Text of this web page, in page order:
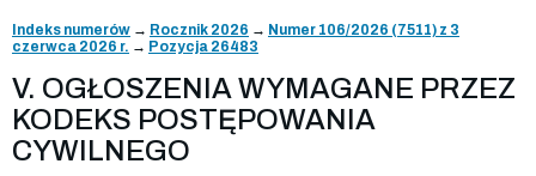
Indeks numerów → Rocznik 2026 → Numer 106/2026 (7511) z 3
czerwca 2026 r. → Pozycja 26483
V. OGŁOSZENIA WYMAGANE PRZEZ
KODEKS POSTĘPOWANIA
CYWILNEGO